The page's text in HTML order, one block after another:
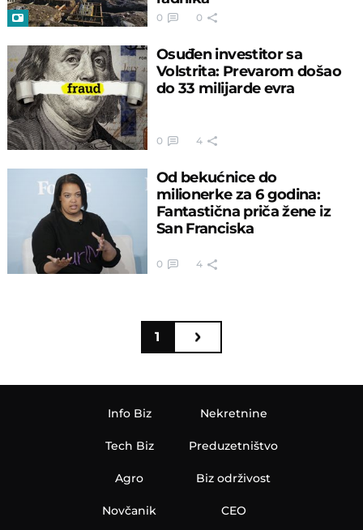
0 0
Osuđen investitor sa
Volstrita: Prevarom došao
do 33 milijarde evra
0 4
Od bekućnice do
milionerke za 6 godina:
Fantastična priča žene iz
San Franciska
0 4
1
Info Biz
Tech Biz
Agro
Nekretnine
Preduzetništvo
Biz održivost
Novčanik CEO